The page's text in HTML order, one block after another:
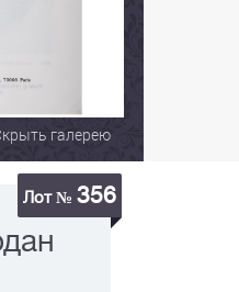
галерею
Лот № 356